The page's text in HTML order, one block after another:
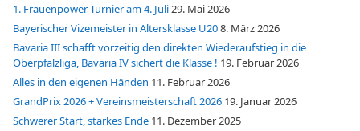
1. Frauenpower Turnier am 4. Juli29. Mai 2026
Bayerischer Vizemeister in Altersklasse U208. März 2026
Bavaria III schafft vorzeitig den direkten Wiederaufstieg in die
Oberpfalzliga, Bavaria IV sichert die Klasse ! 19. Februar 2026
Alles in den eigenen Händen 11. Februar 2026
GrandPrix 2026 + Vereinsmeisterschaft 2026 19. Januar 2026
Schwerer Start, starkes Ende 11. Dezember 2025